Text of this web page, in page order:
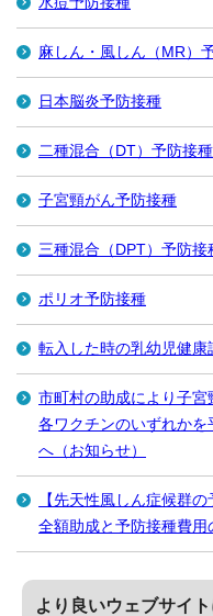
麻しん・風しん（MR）
日本脳炎予防接種
二種混合（DT）予防接種
子宮頸がん予防接種
三種混合（DPT）予防接
ポリオ予防接種
転入した時の乳幼児健
市町村の助成により子
各ワクチンのいずれか
へ（お知らせ）
【先天性風しん症候群
全額助成と予防接種費
より良いウェブサイ